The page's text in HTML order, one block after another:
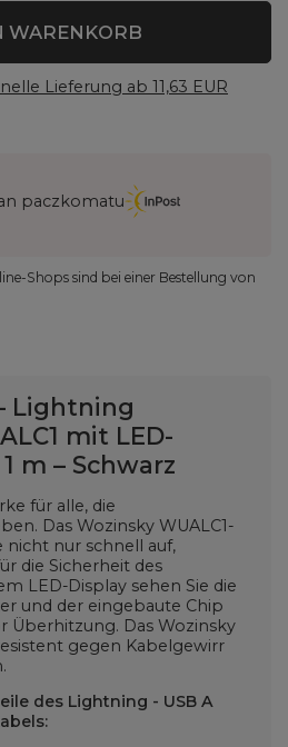
WARENKORB
Lieferung ab 11,63 EUR
paczkomatu
Shops sind bei einer Bestellung von
Lightning
mit LED-
m – Schwarz
für alle, die
Das Wozinsky WUALC1-
nicht nur schnell auf,
die Sicherheit des
LED-Display sehen Sie die
und der eingebaute Chip
Überhitzung. Das Wozinsky
gegen Kabelgewirr
des Lightning - USB A